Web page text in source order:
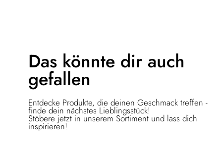
Das könnte dir auch
gefallen
Entdecke Produkte, die deinen Geschmack treffen -
finde dein nächstes Lieblingsstück!
Stöbere jetzt in unserem Sortiment und lass dich
inspirieren!